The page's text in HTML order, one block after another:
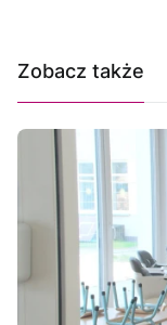
Zobacz także